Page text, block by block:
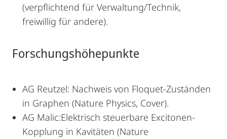
(verpflichtend für Verwaltung/Technik,
freiwillig für andere).
Forschungshöhepunkte
AG Reutzel: Nachweis von Floquet-Zuständen
in Graphen (Nature Physics, Cover).
AG Malic:Elektrisch steuerbare Excitonen-
Kopplung in Kavitäten (Nature